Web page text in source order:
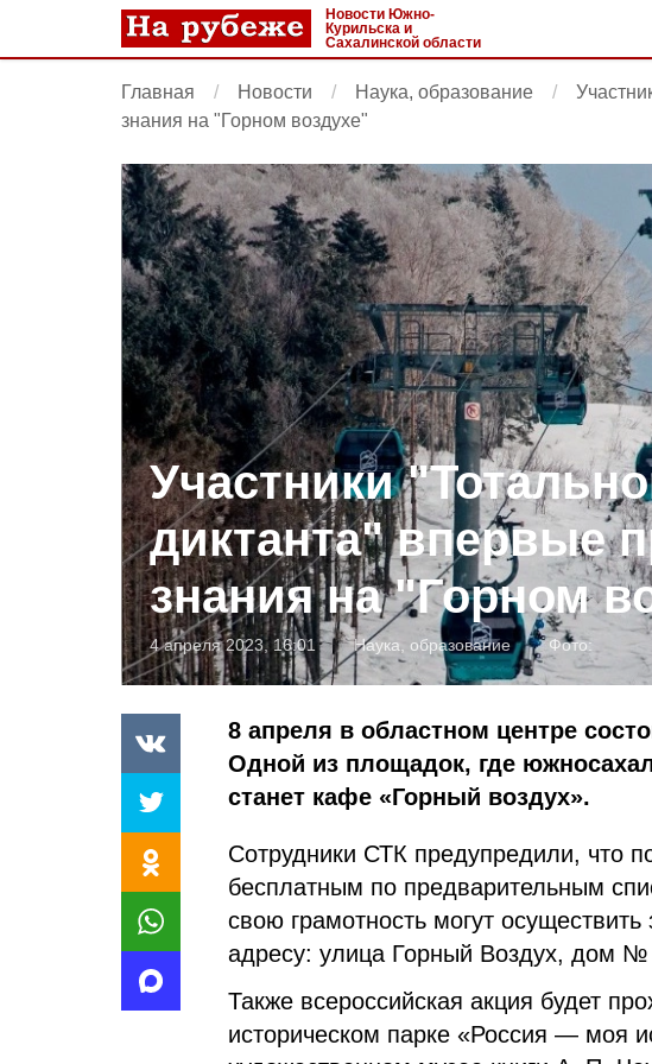
Новости Южно-
Курильска и
Сахалинской области
Главная Новости Наука, образование
знания на "Горном воздухе"
Участники
диктанта" впервые
знания на "Горном
4 апреля 2023, 16:01 Наука, образование Фото:
8 апреля в областном центре
Одной из площадок, где
станет кафе «Горный воздух».
Сотрудники СТК предупредили, что
бесплатным по предварительным
свою грамотность могут
адресу: улица Горный Воздух, дом №
Также всероссийская акция будет
историческом парке «Россия — моя